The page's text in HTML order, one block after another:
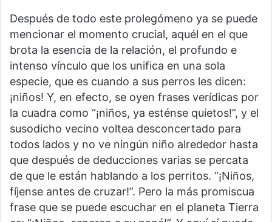
Después de todo este prolegómeno ya se puede
mencionar el momento crucial, aquél en el que
brota la esencia de la relación, el profundo e
intenso vínculo que los unifica en una sola
especie, que es cuando a sus perros les dicen:
¡niños! Y, en efecto, se oyen frases verídicas por
la cuadra como “¡niños, ya esténse quietos!”, y el
susodicho vecino voltea desconcertado para
todos lados y no ve ningún niño alrededor hasta
que después de deducciones varias se percata
de que le están hablando a los perritos. “¡Niños,
fíjense antes de cruzar!”. Pero la más promiscua
frase que se puede escuchar en el planeta Tierra